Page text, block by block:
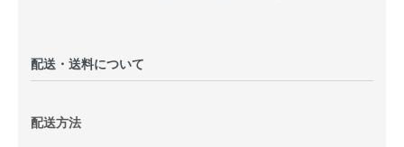
配送・送料について
配送方法